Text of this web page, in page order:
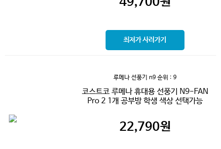
최저가 사러가기
루메나 선풍기 n9 순위 : 9
코스트코 루메나 휴대용 선풍기 N9-FAN
Pro 2 1개 공부방 학생 색상 선택가능
22,790원